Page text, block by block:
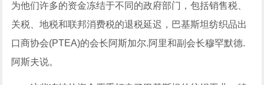
为他们许多的资金冻结于不同的政府部门，包括销售税、
关税、地税和联邦消费税的退税延迟，巴基斯坦纺织品出
口商协会(PTEA)的会长阿斯加尔.阿里和副会长穆罕默德.
阿斯夫说。